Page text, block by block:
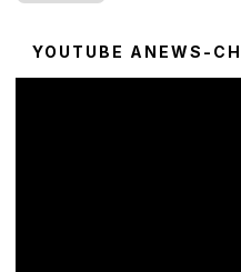
YOUTUBE ANEWS-